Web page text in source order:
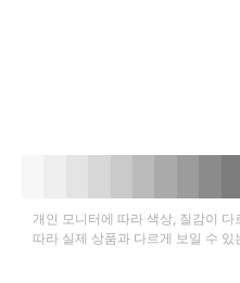
개인 모니터에 따라 색상, 질감이
따라 실제 상품과 다르게 보일 수